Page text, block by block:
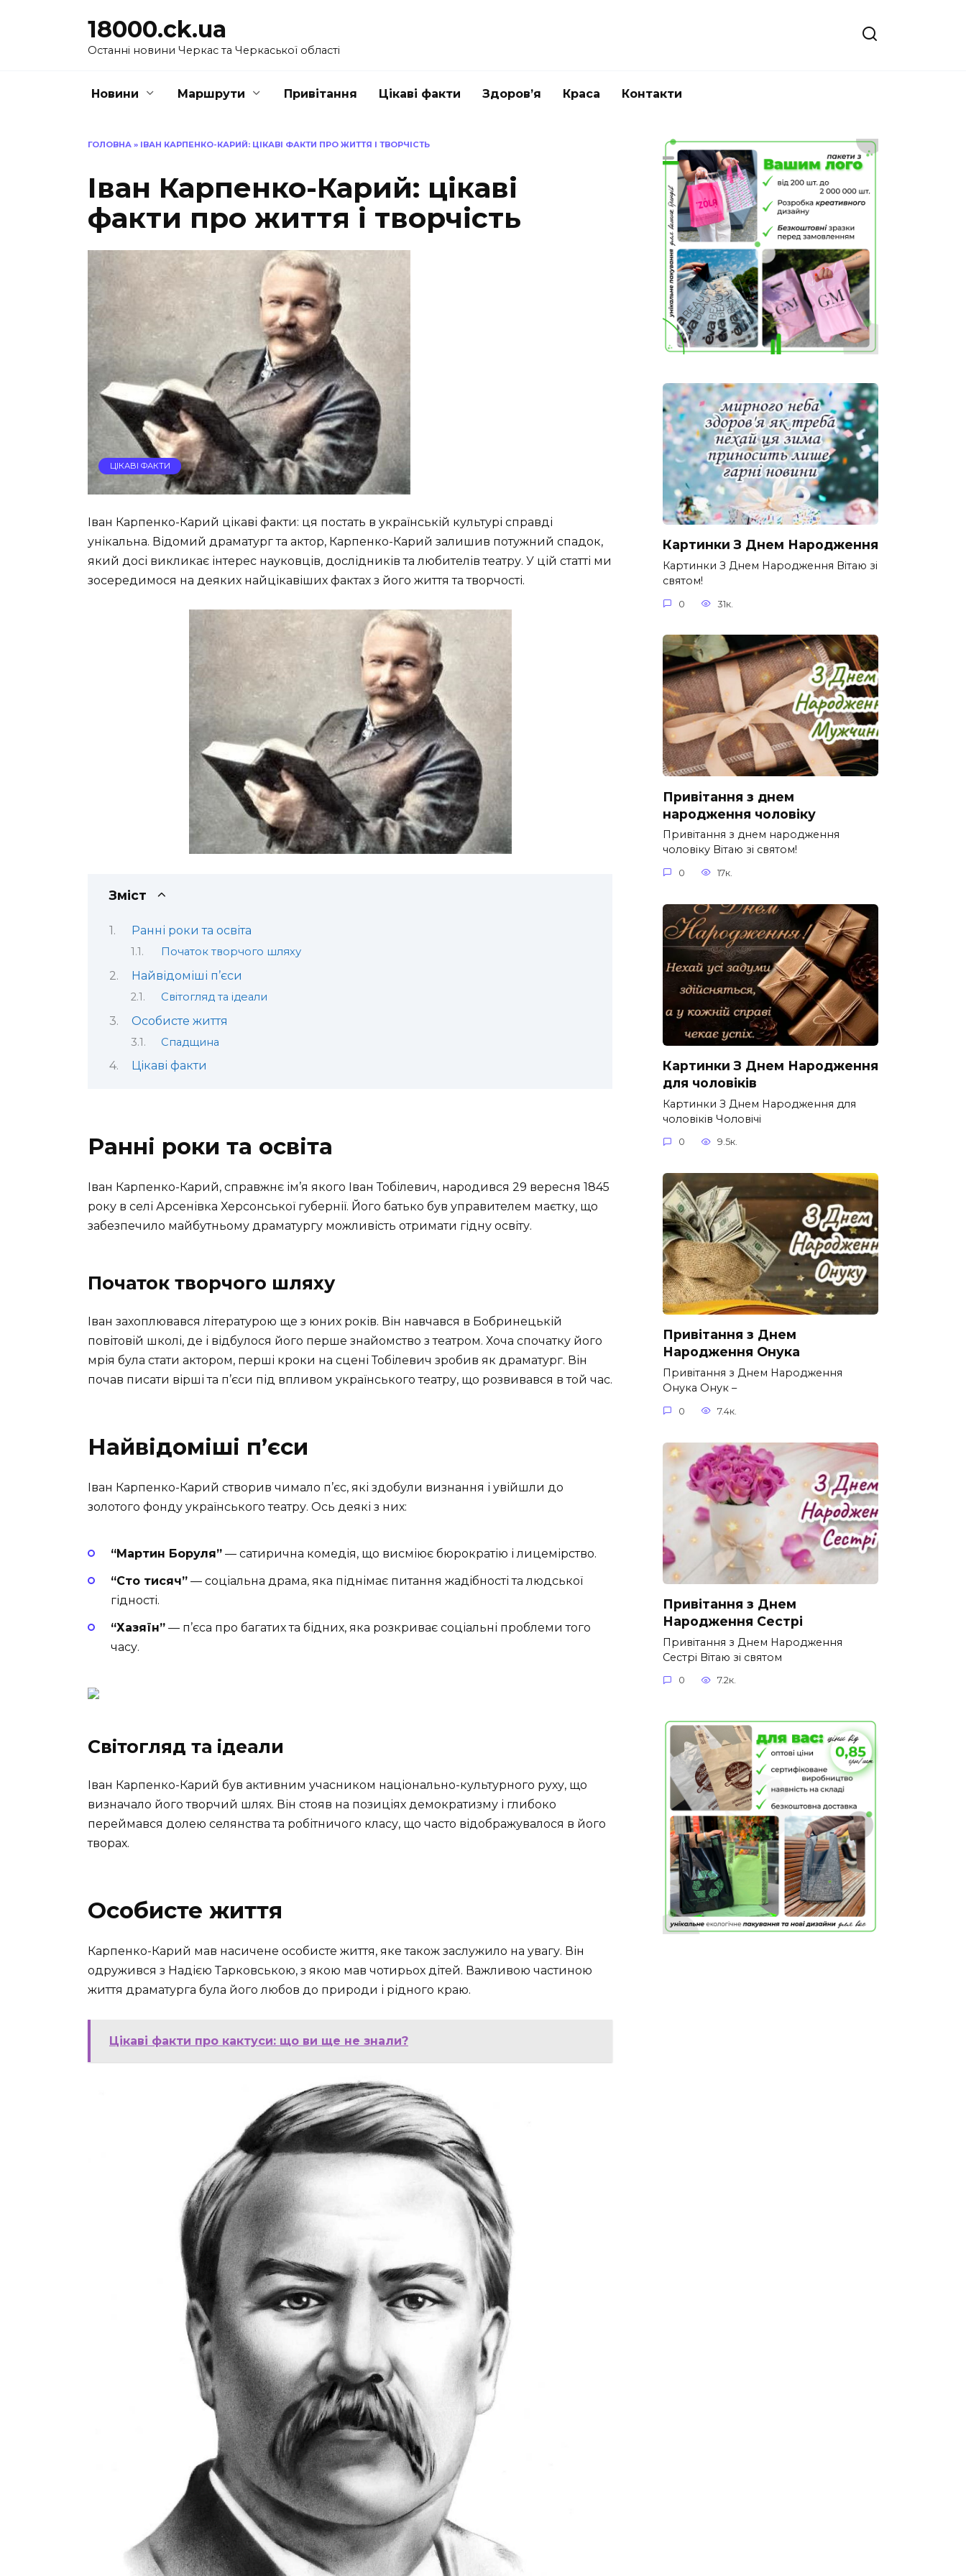
18000.ck.ua
Останні новини Черкас та Черкаської області
Новини Маршрути Привітання Цікаві факти Здоров’я Краса Контакти
ГОЛОВНА » ІВАН КАРПЕНКО-КАРИЙ: ЦІКАВІ ФАКТИ ПРО ЖИТТЯ І ТВОРЧІСТЬ
Іван Карпенко-Карий: цікаві
факти про життя і творчість
ЦІКАВІ ФАКТИ
Іван Карпенко-Карий цікаві факти: ця постать в українській культурі справді
унікальна. Відомий драматург та актор, Карпенко-Карий залишив потужний спадок,
який досі викликає інтерес науковців, дослідників та любителів театру. У цій статті ми
зосередимося на деяких найцікавіших фактах з його життя та творчості.
Зміст
Ранні роки та освіта
Початок творчого шляху
Найвідоміші п’єси
Світогляд та ідеали
Особисте життя
Спадщина
Цікаві факти
Ранні роки та освіта
Іван Карпенко-Карий, справжнє ім’я якого Іван Тобілевич, народився 29 вересня 1845
року в селі Арсенівка Херсонської губернії. Його батько був управителем маєтку, що
забезпечило майбутньому драматургу можливість отримати гідну освіту.
Початок творчого шляху
Іван захоплювався літературою ще з юних років. Він навчався в Бобринецькій
повітовій школі, де і відбулося його перше знайомство з театром. Хоча спочатку його
мрія була стати актором, перші кроки на сцені Тобілевич зробив як драматург. Він
почав писати вірші та п’єси під впливом українського театру, що розвивався в той час.
Найвідоміші п’єси
Іван Карпенко-Карий створив чимало п’єс, які здобули визнання і увійшли до
золотого фонду українського театру. Ось деякі з них:
“Мартин Боруля” — сатирична комедія, що висміює бюрократію і лицемірство.
“Сто тисяч” — соціальна драма, яка піднімає питання жадібності та людської
гідності.
“Хазяїн” — п’єса про багатих та бідних, яка розкриває соціальні проблеми того
часу.
Світогляд та ідеали
Іван Карпенко-Карий був активним учасником національно-культурного руху, що
визначало його творчий шлях. Він стояв на позиціях демократизму і глибоко
переймався долею селянства та робітничого класу, що часто відображувалося в його
творах.
Особисте життя
Карпенко-Карий мав насичене особисте життя, яке також заслужило на увагу. Він
одружився з Надією Тарковською, з якою мав чотирьох дітей. Важливою частиною
життя драматурга була його любов до природи і рідного краю.
Цікаві факти про кактуси: що ви ще не знали?
Картинки З Днем Народження
Картинки З Днем Народження Вітаю зі
святом!
0 31к.
Привітання з днем
народження чоловіку
Привітання з днем народження
чоловіку Вітаю зі святом!
0 17к.
Картинки З Днем Народження
для чоловіків​
Картинки З Днем Народження для
чоловіків​ Чоловічі
0 9.5к.
Привітання з Днем
Народження Онука
Привітання з Днем Народження
Онука Онук –
0 7.4к.
Привітання з Днем
Народження Сестрі
Привітання з Днем Народження
Сестрі Вітаю зі святом
0 7.2к.